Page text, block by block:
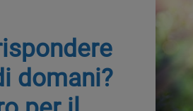
domani?